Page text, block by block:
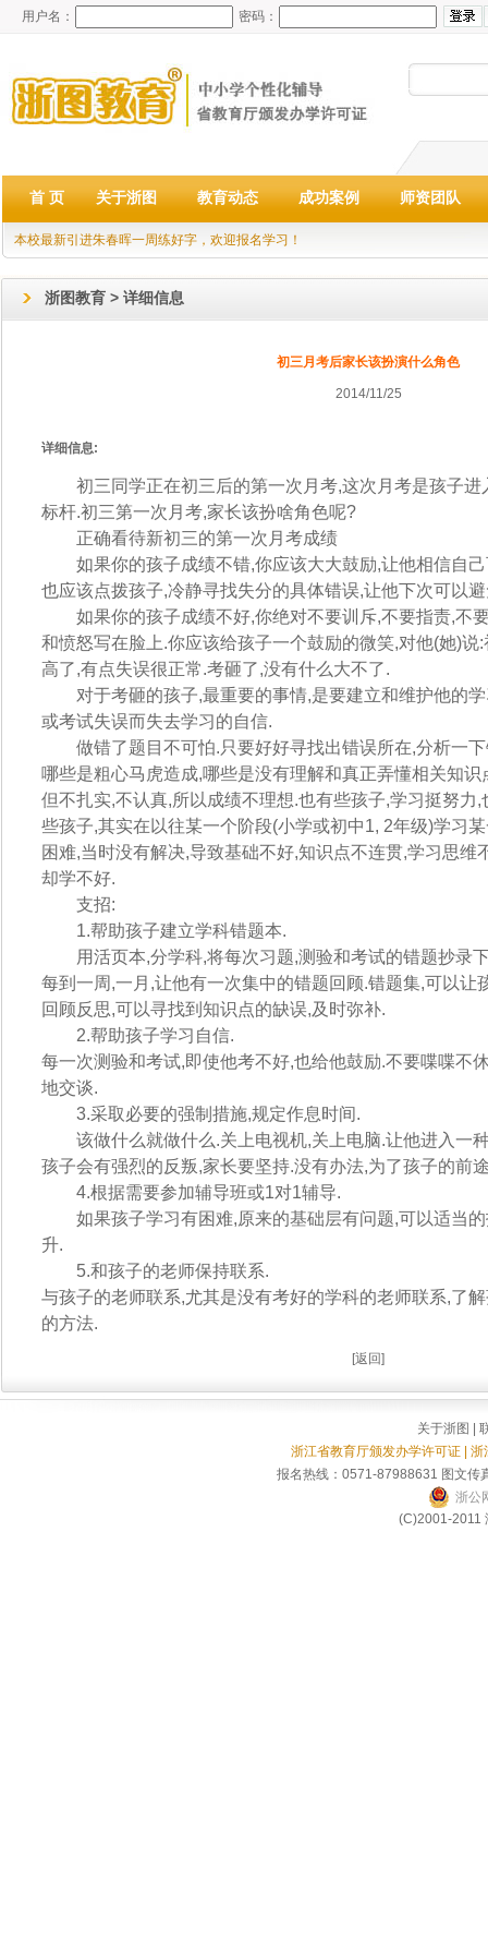
用户名： 密码：
首 页 关于浙图 教育动态 成功案例 师资团队
本校最新引进朱春晖一周练好字，欢迎报名学习！
浙图教育 > 详细信息
初三月考后家长该扮演什么角色
2014/11/25
详细信息:
初三同学正在初三后的第一次月考,这次月考是孩子进
标杆.初三第一次月考,家长该扮啥角色呢?
正确看待新初三的第一次月考成绩
如果你的孩子成绩不错,你应该大大鼓励,让他相信自己
也应该点拨孩子,冷静寻找失分的具体错误,让他下次可以
如果你的孩子成绩不好,你绝对不要训斥,不要指责,不
和愤怒写在脸上.你应该给孩子一个鼓励的微笑,对他(她)说
高了,有点失误很正常.考砸了,没有什么大不了.
对于考砸的孩子,最重要的事情,是要建立和维护他的学
或考试失误而失去学习的自信.
做错了题目不可怕.只要好好寻找出错误所在,分析一下
哪些是粗心马虎造成,哪些是没有理解和真正弄懂相关知
但不扎实,不认真,所以成绩不理想.也有些孩子,学习挺努力
些孩子,其实在以往某一个阶段(小学或初中1, 2年级)学习
困难,当时没有解决,导致基础不好,知识点不连贯,学习思维
却学不好.
支招:
1.帮助孩子建立学科错题本.
用活页本,分学科,将每次习题,测验和考试的错题抄录
每到一周,一月,让他有一次集中的错题回顾.错题集,可以让
回顾反思,可以寻找到知识点的缺误,及时弥补.
2.帮助孩子学习自信.
每一次测验和考试,即使他考不好,也给他鼓励.不要喋喋不
地交谈.
3.采取必要的强制措施,规定作息时间.
该做什么就做什么.关上电视机,关上电脑.让他进入一
孩子会有强烈的反叛,家长要坚持.没有办法,为了孩子的前
4.根据需要参加辅导班或1对1辅导.
如果孩子学习有困难,原来的基础层有问题,可以适当的
升.
5.和孩子的老师保持联系.
与孩子的老师联系,尤其是没有考好的学科的老师联系,了
的方法.
[返回]
关于浙图
浙江省教育厅颁发办学许可证 |
报名热线：0571-87988631 图文传
浙公
(C)2001-2011